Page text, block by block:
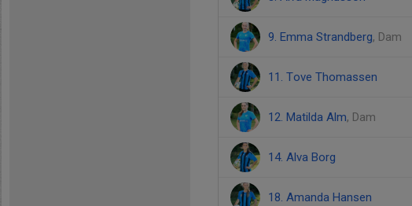
9. Emma Strandberg, Dam
11. Tove Thomassen
12. Matilda Alm, Dam
14. Alva Borg
18. Amanda Hansen